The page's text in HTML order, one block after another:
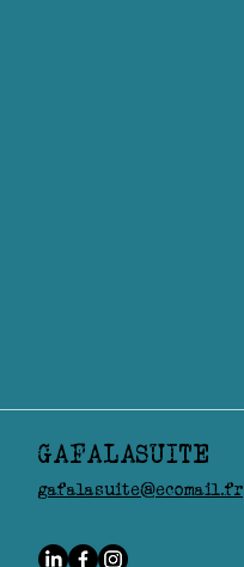
GAFALASUITE
gafalasuite@ecomail.fr